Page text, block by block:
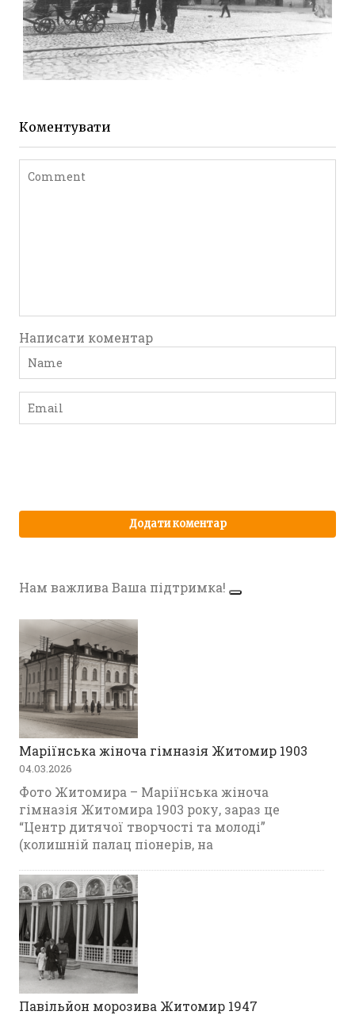
ЖИТОМИР МИХАЙЛІВСЬКА 1903 РОКУ
Коментувати
Написати коментар
Нам важлива Ваша підтримка!
Маріїнська жіноча гімназія Житомир 1903
04.03.2026
Фото Житомира – Маріїнська жіноча
гімназія Житомира 1903 року, зараз це
“Центр дитячої творчості та молоді”
(колишній палац піонерів, на
Павільйон морозива Житомир 1947